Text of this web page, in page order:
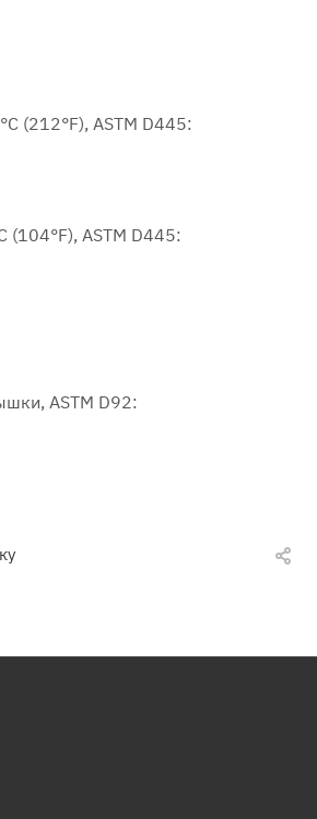
(212°F), ASTM D445:
(104°F), ASTM D445:
ASTM D92: